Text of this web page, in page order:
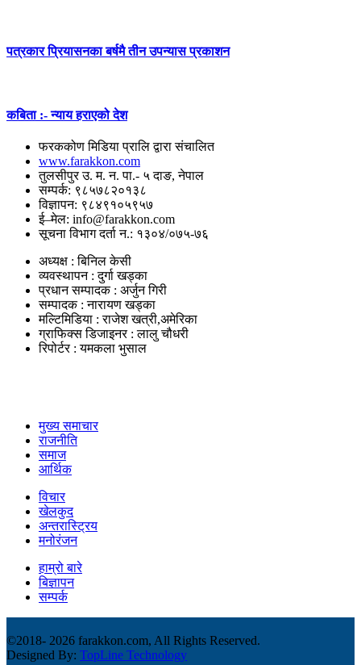
पत्रकार प्रियासनका बर्षमै तीन उपन्यास प्रकाशन
कबिता :- न्याय हराएको देश
फरककोण मिडिया प्रालि द्वारा संचालित
www.farakkon.com
तुलसीपुर उ. म. न. पा.- ५ दाङ, नेपाल
सम्पर्क: ९८५७८२०१३८
विज्ञापन: ९८४९१०५९५७
ई–मेल: info@farakkon.com
सूचना विभाग दर्ता न.: १३०४/०७५-७६
अध्यक्ष : बिनिल केसी
व्यवस्थापन : दुर्गा खड्का
प्रधान सम्पादक : अर्जुन गिरी
सम्पादक : नारायण खड्का
मल्टिमिडिया : राजेश खत्री,अमेरिका
ग्राफिक्स डिजाइनर : लालु चौधरी
रिपोर्टर : यमकला भुसाल
मुख्य समाचार
राजनीति
समाज
आर्थिक
विचार
खेलकुद
अन्तरास्ट्रिय
मनोरंजन
हाम्रो बारे
बिज्ञापन
सम्पर्क
©2018- 2026 farakkon.com, All Rights Reserved.
Designed By: TopLine Technology